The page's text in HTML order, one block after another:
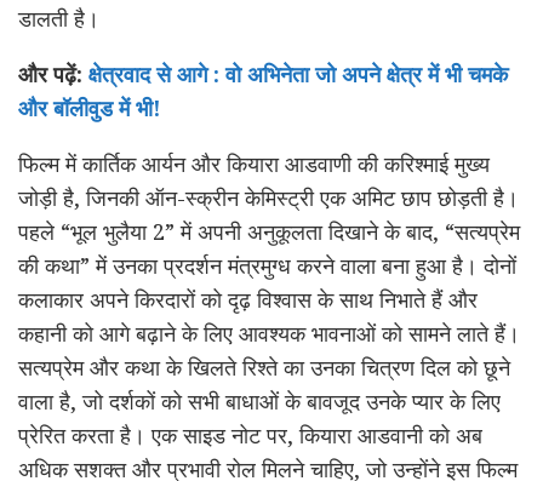
डालती है।
और पढ़ें: क्षेत्रवाद से आगे : वो अभिनेता जो अपने क्षेत्र में भी चमके
और बॉलीवुड में भी!
फिल्म में कार्तिक आर्यन और कियारा आडवाणी की करिश्माई मुख्य
जोड़ी है, जिनकी ऑन-स्क्रीन केमिस्ट्री एक अमिट छाप छोड़ती है।
पहले “भूल भुलैया 2” में अपनी अनुकूलता दिखाने के बाद, “सत्यप्रेम
की कथा” में उनका प्रदर्शन मंत्रमुग्ध करने वाला बना हुआ है। दोनों
कलाकार अपने किरदारों को दृढ़ विश्वास के साथ निभाते हैं और
कहानी को आगे बढ़ाने के लिए आवश्यक भावनाओं को सामने लाते हैं।
सत्यप्रेम और कथा के खिलते रिश्ते का उनका चित्रण दिल को छूने
वाला है, जो दर्शकों को सभी बाधाओं के बावजूद उनके प्यार के लिए
प्रेरित करता है। एक साइड नोट पर, कियारा आडवानी को अब
अधिक सशक्त और प्रभावी रोल मिलने चाहिए, जो उन्होंने इस फिल्म